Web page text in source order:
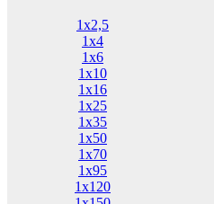
1х2,5
1х4
1х6
1х10
1х16
1х25
1х35
1х50
1х70
1х95
1х120